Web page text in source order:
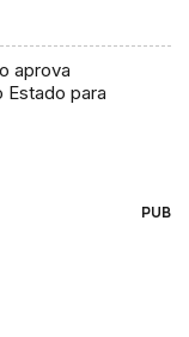
aprova
Estado para
PUB